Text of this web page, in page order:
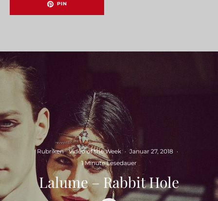
PIN
Rubriken Video of the Week · Januar 27, 2018 ·
1 Minute Lesedauer
Lalume – Rabbit Hole